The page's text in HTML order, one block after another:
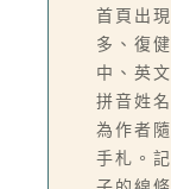
首頁出
多、復
中、英
拼音姓
為作者
手札。